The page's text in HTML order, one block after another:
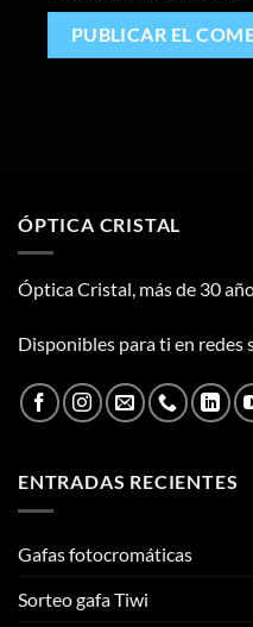
ÓPTICA CRISTAL
Óptica Cristal, más de 30
Disponibles para ti en redes
ENTRADAS RECIENTES
Gafas fotocromáticas
Sorteo gafa Tiwi